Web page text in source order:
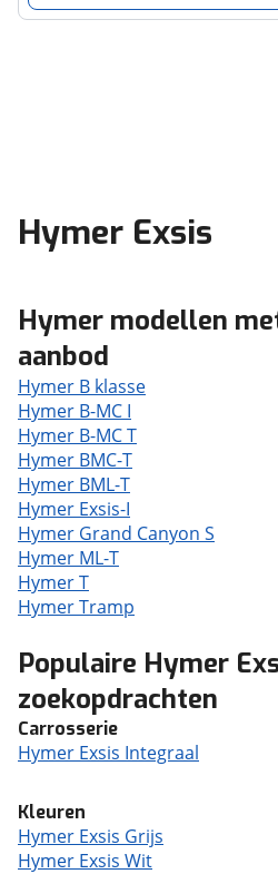
Hymer Exsis
Hymer modellen
aanbod
Hymer B klasse
Hymer B-MC I
Hymer B-MC T
Hymer BMC-T
Hymer BML-T
Hymer Exsis-I
Hymer Grand Canyon S
Hymer ML-T
Hymer T
Hymer Tramp
Populaire Hymer
zoekopdrachten
Carrosserie
Hymer Exsis Integraal
Kleuren
Hymer Exsis Grijs
Hymer Exsis Wit